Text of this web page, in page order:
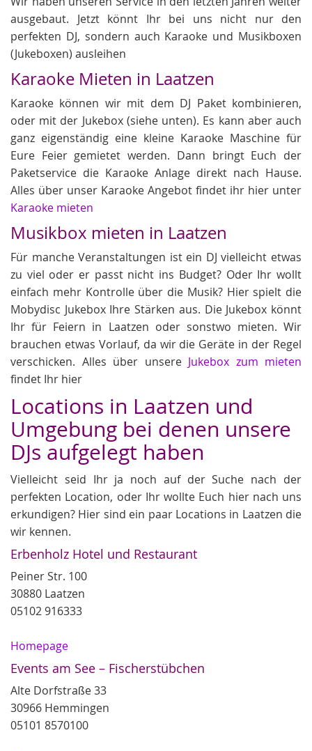
ausgebaut. Jetzt könnt Ihr bei uns nicht nur den
perfekten DJ, sondern auch Karaoke und Musikboxen
(Jukeboxen) ausleihen
Karaoke Mieten in Laatzen
Karaoke können wir mit dem DJ Paket kombinieren,
oder mit der Jukebox (siehe unten). Es kann aber auch
ganz eigenständig eine kleine Karaoke Maschine für
Eure Feier gemietet werden. Dann bringt Euch der
Paketservice die Karaoke Anlage direkt nach Hause.
Alles über unser Karaoke Angebot findet ihr hier unter
Karaoke mieten
Musikbox mieten in Laatzen
Für manche Veranstaltungen ist ein DJ vielleicht etwas
zu viel oder er passt nicht ins Budget? Oder Ihr wollt
einfach mehr Kontrolle über die Musik? Hier spielt die
Mobydisc Jukebox Ihre Stärken aus. Die Jukebox könnt
Ihr für Feiern in Laatzen oder sonstwo mieten. Wir
brauchen etwas Vorlauf, da wir die Geräte in der Regel
verschicken. Alles über unsere Jukebox zum mieten
findet Ihr hier
Locations in Laatzen und
Umgebung bei denen unsere
DJs aufgelegt haben
Vielleicht seid Ihr ja noch auf der Suche nach der
perfekten Location, oder Ihr wollte Euch hier nach uns
erkundigen? Hier sind ein paar Locations in Laatzen die
wir kennen.
Erbenholz Hotel und Restaurant
Peiner Str. 100
30880 Laatzen
05102 916333
Homepage
Events am See – Fischerstübchen
Alte Dorfstraße 33
30966 Hemmingen
05101 8570100